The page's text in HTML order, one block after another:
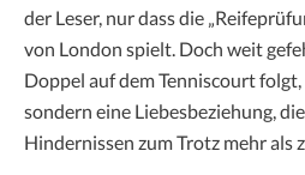
der Leser, nur dass die
von London spielt. Doch weit
Doppel auf dem Tenniscourt
sondern eine Liebesbeziehung,
Hindernissen zum Trotz mehr als